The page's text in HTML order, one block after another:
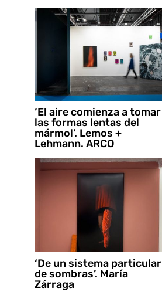
‘El aire comienza a tomar
las formas lentas del
mármol’. Lemos +
Lehmann. ARCO
‘De un sistema particular
de sombras⁠’. María
Zárraga